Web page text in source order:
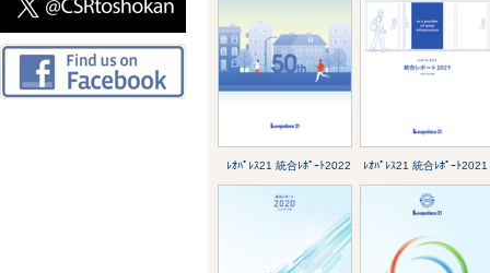
ﾚｵﾊﾟﾚｽ21 統合ﾚﾎﾟｰﾄ2022 ﾚｵﾊﾟﾚｽ21 統合ﾚﾎﾟｰﾄ2021